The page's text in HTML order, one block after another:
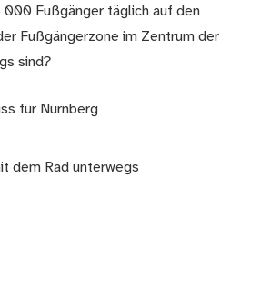
Fußgänger täglich auf den
Fußgängerzone im Zentrum der
sind?
für Nürnberg
dem Rad unterwegs